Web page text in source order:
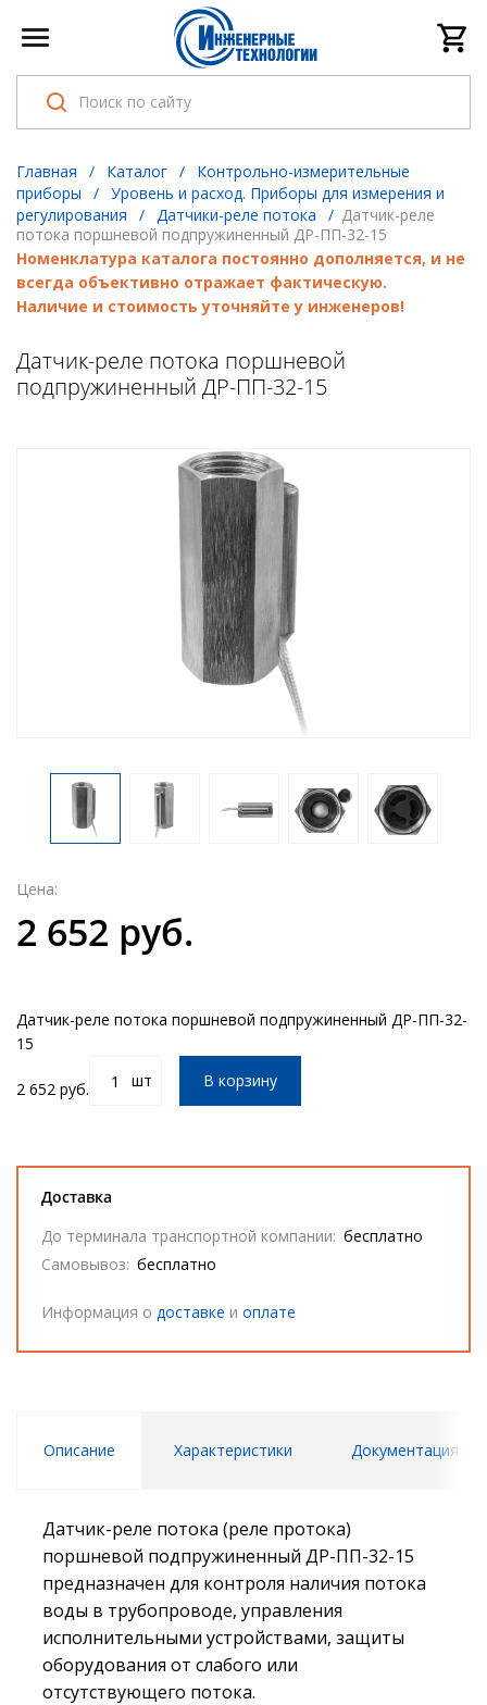
Главная / Каталог /
Контрольно-измерительные
приборы
/ Уровень и расход. Приборы для измерения и
регулирования
/ Датчики-реле потока / Датчик-реле
потока поршневой подпружиненный ДР-ПП-32-15
Номенклатура каталога постоянно дополняется, и не
всегда объективно отражает фактическую.
Наличие и стоимость уточняйте у инженеров!
Датчик-реле потока поршневой
подпружиненный ДР-ПП-32-15
Цена:
2 652 руб.
Датчик-реле потока поршневой подпружиненный ДР-ПП-32-
15
2 652 руб. шт В корзину
Доставка
До терминала транспортной компании: бесплатно
Самовывоз: бесплатно
Информация о доставке и оплате
Описание Характеристики Документация
Датчик-реле потока (реле протока)
поршневой подпружиненный ДР-ПП-32-15
предназначен для контроля наличия потока
воды в трубопроводе, управления
исполнительными устройствами, защиты
оборудования от слабого или
отсутствующего потока.